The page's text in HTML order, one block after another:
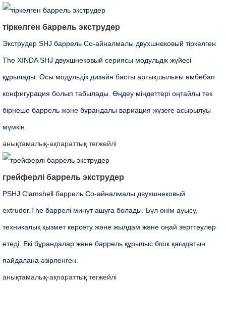
тіркелген баррель экструдер
Экструдер SHJ баррель Co-айналмалы двухшнековый тіркелген
The XINDA SHJ двухшнековый сериясы модульдік жүйесі
құрылады. Осы модульдік дизайн басты артықшылығы әмбебап
конфигурация болып табылады. Өңдеу міндеттері оңтайлы тек
бірнеше баррель және бұрандалы вариация жүзеге асырылуы
мүмкін.
анықтамалық-ақпараттық тегжейлі
грейферлі баррель экструдер
PSHJ Clamshell баррель Co-айналмалы двухшнековый
extruder.The баррелі минут ашуға болады. Бұл өнім ауысу,
техникалық қызмет көрсету және жылдам және оңай зерттеулер
етеді. Екі бұрандалар және баррель құрылыс блок қағидатын
пайдалана әзірленген.
анықтамалық-ақпараттықтегжейлі